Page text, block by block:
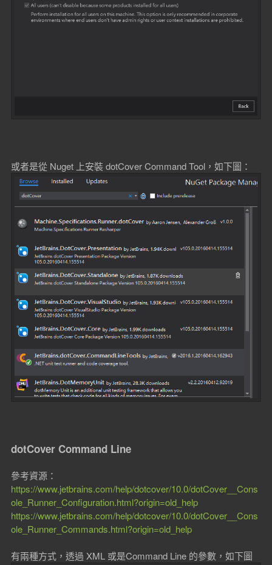
或者是從 Nuget 上安裝 dotCover Command Tool，如下圖：
dotCover Command Line
參考資源：
https://www.jetbrains.com/help/dotcover/10.0/dotCover__Cons
ole_Runner_Configuration.html?origin=old_help
https://www.jetbrains.com/help/dotcover/10.0/dotCover__Cons
ole_Runner_Commands.html?origin=old_help
有兩種方式，透過 XML 或是Command Line 的參數，如下圖